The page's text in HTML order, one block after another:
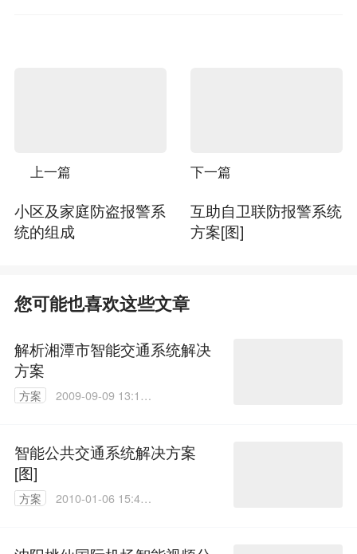
上一篇
小区及家庭防盗报警系
统的组成
下一篇
互助自卫联防报警系统
方案[图]
您可能也喜欢这些文章
解析湘潭市智能交通系统解决
方案
方案
2009-09-09 13:11:
智能公共交通系统解决方案
[图]
方案
2010-01-06 15:44: